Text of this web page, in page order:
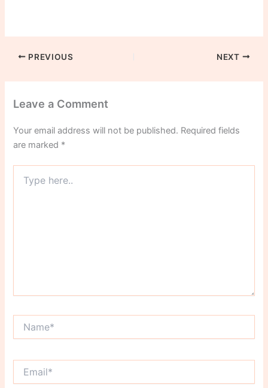
PREVIOUS NEXT
Leave a Comment
Your email address will not be published. Required fields
are marked *
here..